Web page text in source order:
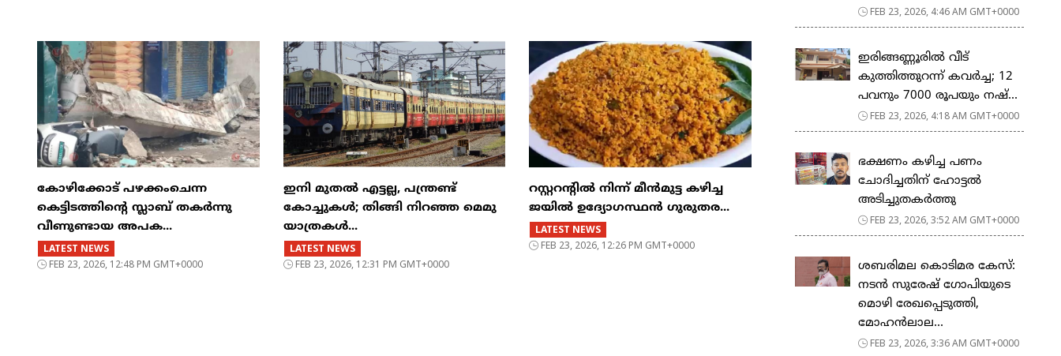
കോഴിക്കോട് പഴക്കംചെന്ന
കെട്ടിടത്തിന്റെ സ്ലാബ് തകർന്നു
വീണുണ്ടായ അപക...
LATEST NEWS
FEB 23, 2026, 12:48 PM GMT+0000
ഇനി മുതൽ എട്ടല്ല, പന്ത്രണ്ട്
കോച്ചുകള്‍; തിങ്ങി നിറഞ്ഞ മെമു
യാത്രകൾ...
LATEST NEWS
FEB 23, 2026, 12:31 PM GMT+0000
റസ്റ്ററന്റില്‍ നിന്ന് മീന്‍മുട്ട കഴിച്ച
ജയില്‍ ഉദ്യോഗസ്ഥന്‍ ഗുരുതര...
LATEST NEWS
FEB 23, 2026, 12:26 PM GMT+0000
FEB 23, 2026, 4:46 AM GMT+0000
ഇരിങ്ങണ്ണൂരിൽ വീട്
കുത്തിത്തുറന്ന് കവർച്ച; 12
പവനും 7000 രൂപയും നഷ്...
FEB 23, 2026, 4:18 AM GMT+0000
ഭക്ഷണം കഴിച്ച പണം
ചോദിച്ചതിന് ഹോട്ടൽ
അടിച്ചുതകർത്തു
FEB 23, 2026, 3:52 AM GMT+0000
ശബരിമല കൊടിമര കേസ്:
നടൻ സുരേഷ് ഗോപിയുടെ
മൊഴി രേഖപ്പെടുത്തി,
മോഹൻലാല...
FEB 23, 2026, 3:36 AM GMT+0000